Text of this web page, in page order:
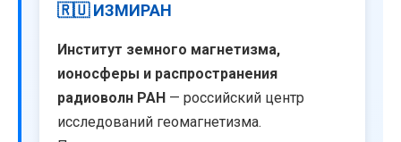
🇷🇺 ИЗМИРАН
Институт земного магнетизма,
ионосферы и распространения
радиоволн РАН — российский центр
исследований геомагнетизма.